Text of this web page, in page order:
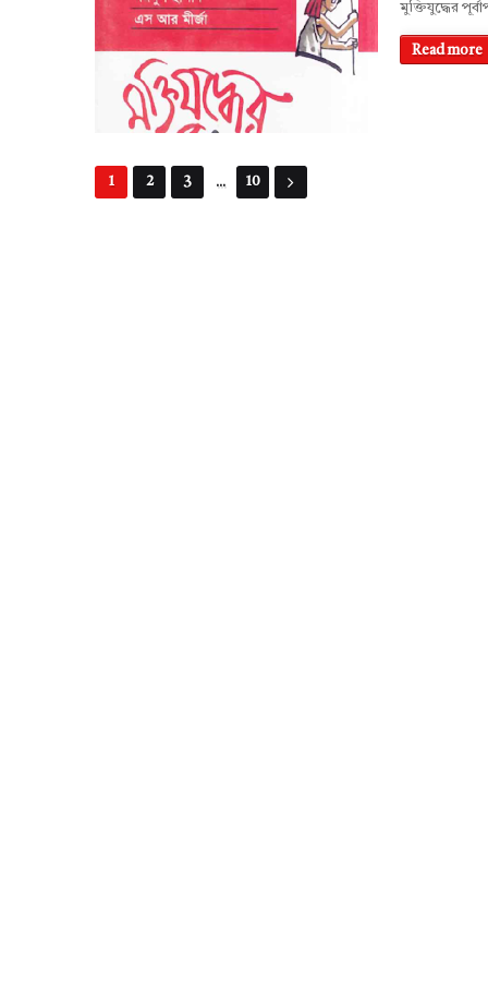
মুক্তিযুদ্ধের
Read more
1 2 3 ... 10